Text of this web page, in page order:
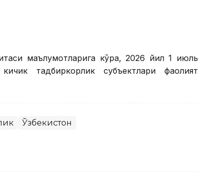
маълумотларига кўра, 2026 йил 1 июль
тадбиркорлик субъектлари фаолият
Ўзбекистон